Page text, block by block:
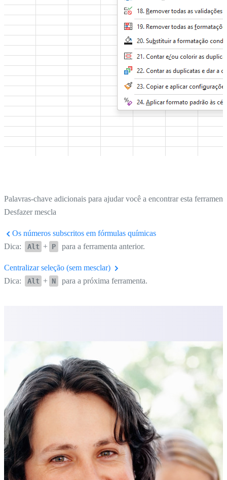
Palavras-chave adicionais para ajudar você a encontrar esta
Desfazer mescla
Os números subscritos em fórmulas químicas
Dica:
Alt + P para a ferramenta anterior.
Centralizar seleção (sem mesclar)
Dica:
Alt + N para a próxima ferramenta.